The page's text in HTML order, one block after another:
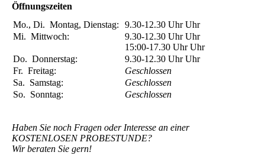
Öffnungszeiten
Mo., Di. Montag, Dienstag: 9.30-12.30 UhrUhr
Mi. Mittwoch: 9.30-12.30 UhrUhr
15:00-17.30 UhrUhr
Do. Donnerstag: 9.30-12.30 UhrUhr
Fr. Freitag:
Geschlossen
Sa. Samstag:
Geschlossen
So. Sonntag: Geschlossen
Haben Sie noch Fragen oder Interesse an einer
KOSTENLOSEN PROBESTUNDE?
Wir beraten Sie gern!